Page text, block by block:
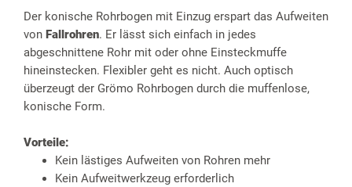
Der konische Rohrbogen mit Einzug erspart das Aufweiten
von Fallrohren. Er lässt sich einfach in jedes
abgeschnittene Rohr mit oder ohne Einsteckmuffe
hineinstecken. Flexibler geht es nicht. Auch optisch
überzeugt der Grömo Rohrbogen durch die muffenlose,
konische Form.
Vorteile:
Kein lästiges Aufweiten von Rohren mehr
Kein Aufweitwerkzeug erforderlich